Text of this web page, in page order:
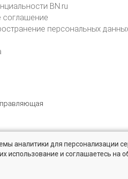
BN.ru
соглашение
персональных
Петербург, пр. Юрия Гагарина,
аналитики для персонализации
использование и соглашаетесь на